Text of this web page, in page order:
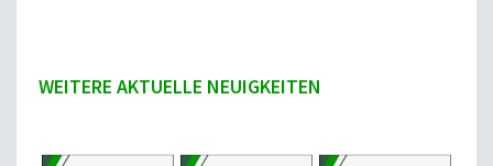
WEITERE AKTUELLE NEUIGKEITEN